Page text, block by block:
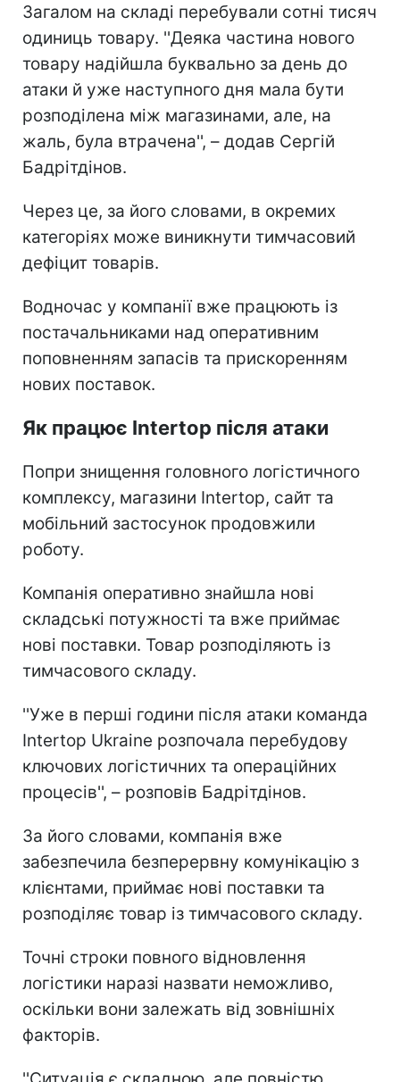
Загалом на складі перебували сотні тисяч
одиниць товару. ''Деяка частина нового
товару надійшла буквально за день до
атаки й уже наступного дня мала бути
розподілена між магазинами, але, на
жаль, була втрачена'', – додав Сергій
Бадрітдінов.
Через це, за його словами, в окремих
категоріях може виникнути тимчасовий
дефіцит товарів.
Водночас у компанії вже працюють із
постачальниками над оперативним
поповненням запасів та прискоренням
нових поставок.
Як працює Intertop після атаки
Попри знищення головного логістичного
комплексу, магазини Intertop, сайт та
мобільний застосунок продовжили
роботу.
Компанія оперативно знайшла нові
складські потужності та вже приймає
нові поставки. Товар розподіляють із
тимчасового складу.
''Уже в перші години після атаки команда
Intertop Ukraine розпочала перебудову
ключових логістичних та операційних
процесів'', – розповів Бадрітдінов.
За його словами, компанія вже
забезпечила безперервну комунікацію з
клієнтами, приймає нові поставки та
розподіляє товар із тимчасового складу.
Точні строки повного відновлення
логістики наразі назвати неможливо,
оскільки вони залежать від зовнішніх
факторів.